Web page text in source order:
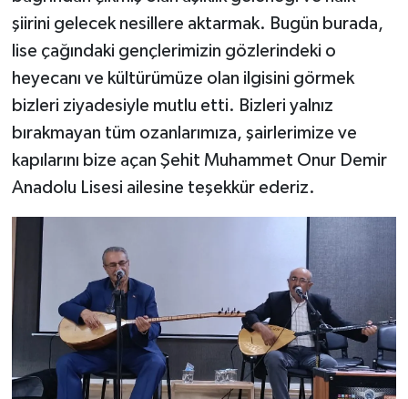
şiirini gelecek nesillere aktarmak. Bugün burada,
lise çağındaki gençlerimizin gözlerindeki o
heyecanı ve kültürümüze olan ilgisini görmek
bizleri ziyadesiyle mutlu etti. Bizleri yalnız
bırakmayan tüm ozanlarımıza, şairlerimize ve
kapılarını bize açan Şehit Muhammet Onur Demir
Anadolu Lisesi ailesine teşekkür ederiz.